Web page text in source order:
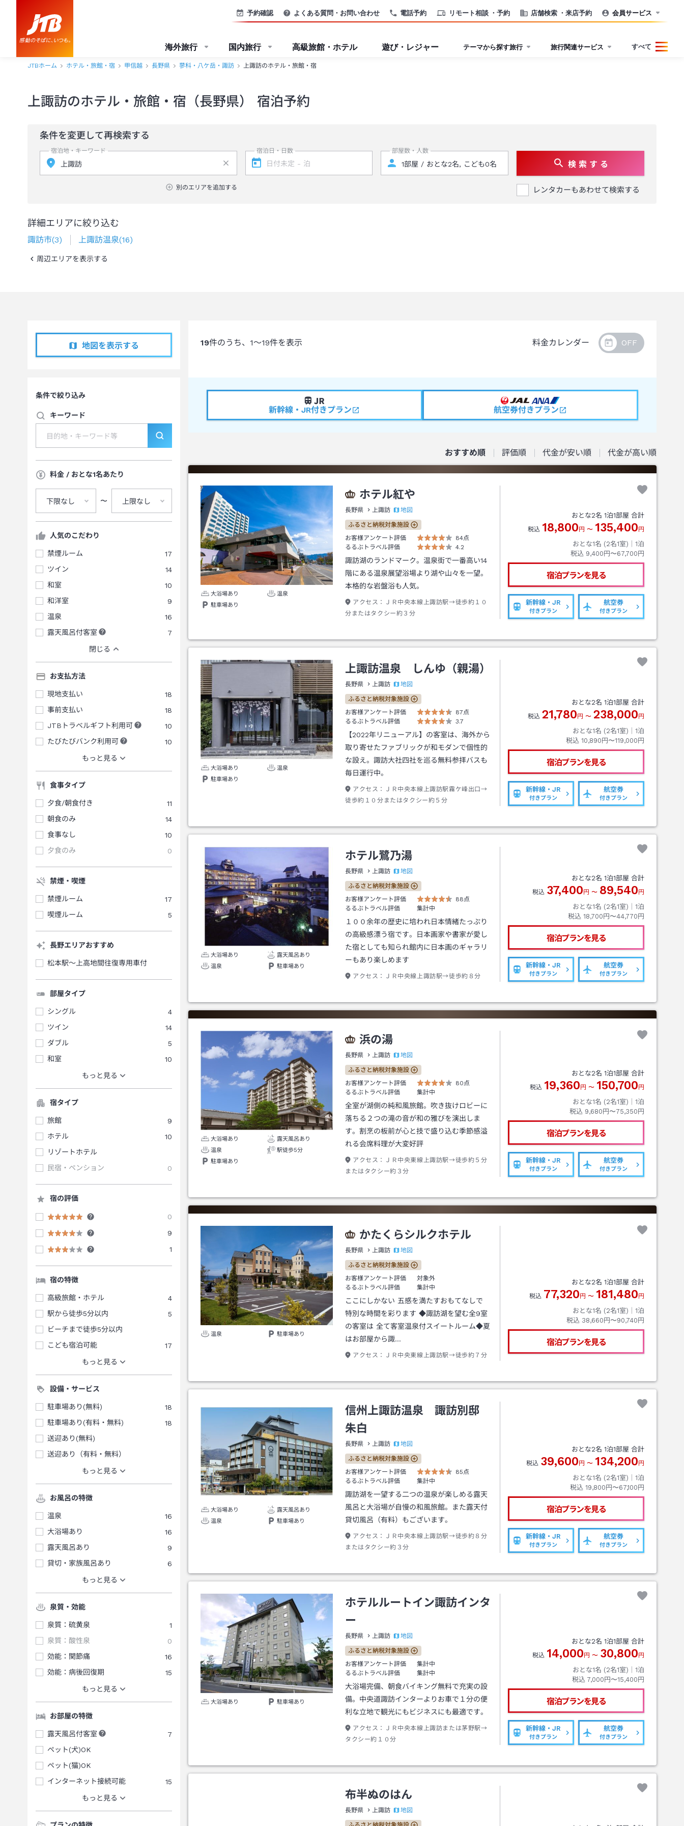
電話予約 リモート相談 ・予約 店舗検索 ・来店予約
予約確認 よくある質問・お問い合わせ 会員サービス
海外旅行 国内旅行 高級旅館・ホテル 遊び・レジャー テーマから探す旅行 旅行関連サービス すべて
JTBホーム ホテル・旅館・宿 甲信越 長野県 蓼科・八ケ岳・諏訪 上諏訪のホテル・旅館・宿
上諏訪のホテル・旅館・宿（長野県） 宿泊予約
条件を変更して再検索する
宿泊地・キーワード
別のエリアを追加する
宿泊日・日数 部屋数・人数
検 索 す る
レンタカーもあわせて検索する
詳細エリアに絞り込む
諏訪市(3) 上諏訪温泉(16)
周辺エリアを表示する
地図を表示する
条件で絞り込み
キーワード
料金 / おとな1名あたり
下限なし 〜 上限なし
人気のこだわり
禁煙ルーム
17
ツイン
14
和室
10
和洋室
9
温泉
16
露天風呂付客室
7
閉じる
お支払方法
現地支払い
18
事前支払い
18
JTBトラベルギフト利用可
10
たびたびバンク利用可
10
もっと見る
食事タイプ
夕食/朝食付き
11
朝食のみ
14
食事なし
10
夕食のみ
0
禁煙・喫煙
禁煙ルーム
17
喫煙ルーム
5
長野エリアおすすめ
松本駅～上高地間往復専用車付
部屋タイプ
シングル
4
ツイン
14
ダブル
5
和室
10
もっと見る
宿タイプ
旅館
9
ホテル
10
リゾートホテル
民宿・ペンション
0
宿の評価
0
9
1
宿の特徴
高級旅館・ホテル
4
駅から徒歩5分以内
5
ビーチまで徒歩5分以内
こども宿泊可能
17
もっと見る
設備・サービス
駐車場あり(無料)
18
駐車場あり(有料・無料)
18
送迎あり(無料)
送迎あり（有料・無料）
もっと見る
お風呂の特徴
温泉
16
大浴場あり
16
露天風呂あり
9
貸切・家族風呂あり
6
もっと見る
泉質・効能
泉質：硫黄泉
1
泉質：酸性泉
0
効能：関節痛
16
効能：病後回復期
15
もっと見る
お部屋の特徴
露天風呂付客室
7
ペット(犬)OK
ペット(猫)OK
インターネット接続可能
15
もっと見る
19件のうち、 1～19件を表示 料金カレンダー
新幹線・JR付きプラン 航空券付きプラン
おすすめ順 評価順 代金が安い順 代金が高い順
大浴場あり
温泉
駐車場あり
ホテル紅や
長野県 上諏訪 地図
ふるさと納税対象施設
お客様アンケート評価
84点
るるぶトラベル評価
4.2
諏訪湖のランドマーク。温泉街で一番高い14
階にある温泉展望浴場より湖や山々を一望。
本格的な岩盤浴も人気。
アクセス：
ＪＲ中央本線上諏訪駅→徒歩約１０
分またはタクシー約３分
おとな2名 1泊1部屋 合計
税込 18,800 円 〜 135,400 円
おとな1名 (2名1室)｜ 1泊
税込 9,400円〜67,700円
宿泊プランを見る
新幹線・JR
付きプラン
航空券
付きプラン
大浴場あり
温泉
駐車場あり
上諏訪温泉 しんゆ（親湯）
長野県 上諏訪 地図
ふるさと納税対象施設
お客様アンケート評価
87点
るるぶトラベル評価
3.7
【2022年リニューアル】の客室は、海外から
取り寄せたファブリックが和モダンで個性的
な設え。諏訪大社四社を巡る無料参拝バスも
毎日運行中。
アクセス：
ＪＲ中央本線上諏訪駅霧ケ峰出口→
徒歩約１０分またはタクシー約５分
おとな2名 1泊1部屋 合計
税込 21,780 円 〜 238,000 円
おとな1名 (2名1室)｜ 1泊
税込 10,890円〜119,000円
宿泊プランを見る
新幹線・JR
付きプラン
航空券
付きプラン
大浴場あり
露天風呂あり
温泉
駐車場あり
ホテル鷺乃湯
長野県 上諏訪 地図
ふるさと納税対象施設
お客様アンケート評価
88点
るるぶトラベル評価
集計中
１００余年の歴史に培われ日本情緒たっぷり
の高級感漂う宿です。日本画家や書家が愛し
た宿としても知られ館内に日本画のギャラリ
ーもあり楽しめます
アクセス： ＪＲ中央線上諏訪駅→徒歩約８分
おとな2名 1泊1部屋 合計
税込 37,400 円 〜 89,540 円
おとな1名 (2名1室)｜ 1泊
税込 18,700円〜44,770円
宿泊プランを見る
新幹線・JR
付きプラン
航空券
付きプラン
大浴場あり
露天風呂あり
温泉
駅徒歩5分
駐車場あり
浜の湯
長野県 上諏訪 地図
ふるさと納税対象施設
お客様アンケート評価
80点
るるぶトラベル評価
集計中
全室が湖側の純和風旅館。吹き抜けロビーに
落ちる２つの滝の音が和の雅びを演出しま
す。割烹の板前が心と技で盛り込む季節感溢
れる会席料理が大変好評
アクセス：
ＪＲ中央東線上諏訪駅→徒歩約５分
またはタクシー約３分
おとな2名 1泊1部屋 合計
税込 19,360 円 〜 150,700 円
おとな1名 (2名1室)｜ 1泊
税込 9,680円〜75,350円
宿泊プランを見る
新幹線・JR
付きプラン
航空券
付きプラン
温泉 駐車場あり
かたくらシルクホテル
長野県 上諏訪 地図
ふるさと納税対象施設
お客様アンケート評価
対象外
るるぶトラベル評価
集計中
ここにしかない 五感を満たすおもてなしで
特別な時間を彩ります ◆諏訪湖を望む全9室
の客室は 全て客室温泉付スイートルーム◆夏
はお部屋から諏…
アクセス： ＪＲ中央東線上諏訪駅→徒歩約７分
おとな2名 1泊1部屋 合計
税込 77,320 円 〜 181,480 円
おとな1名 (2名1室)｜ 1泊
税込 38,660円〜90,740円
宿泊プランを見る
大浴場あり
露天風呂あり
温泉
駐車場あり
信州上諏訪温泉 諏訪別邸
朱白
長野県 上諏訪 地図
ふるさと納税対象施設
お客様アンケート評価
85点
るるぶトラベル評価
集計中
諏訪湖を一望する二つの温泉が楽しめる露天
風呂と大浴場が自慢の和風旅館。また露天付
貸切風呂（有料）もございます。
アクセス：
ＪＲ中央本線上諏訪駅→徒歩約８分
またはタクシー約３分
おとな2名 1泊1部屋 合計
税込 39,600 円 〜 134,200 円
おとな1名 (2名1室)｜ 1泊
税込 19,800円〜67,100円
宿泊プランを見る
新幹線・JR
付きプラン
航空券
付きプラン
大浴場あり 駐車場あり
ホテルルートイン諏訪インタ
ー
長野県 上諏訪 地図
ふるさと納税対象施設
お客様アンケート評価
集計中
るるぶトラベル評価
集計中
大浴場完備、朝食バイキング無料で充実の設
備。中央道諏訪インターよりお車で１分の便
利な立地で観光にもビジネスにも最適です。
アクセス：
ＪＲ中央本線上諏訪または茅野駅→
タクシー約１０分
おとな2名 1泊1部屋 合計
税込 14,000 円 〜 30,800 円
おとな1名 (2名1室)｜ 1泊
税込 7,000円〜15,400円
宿泊プランを見る
新幹線・JR
付きプラン
航空券
付きプラン
布半ぬのはん
長野県 上諏訪 地図